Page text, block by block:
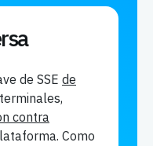
de SSE de
contra
Como